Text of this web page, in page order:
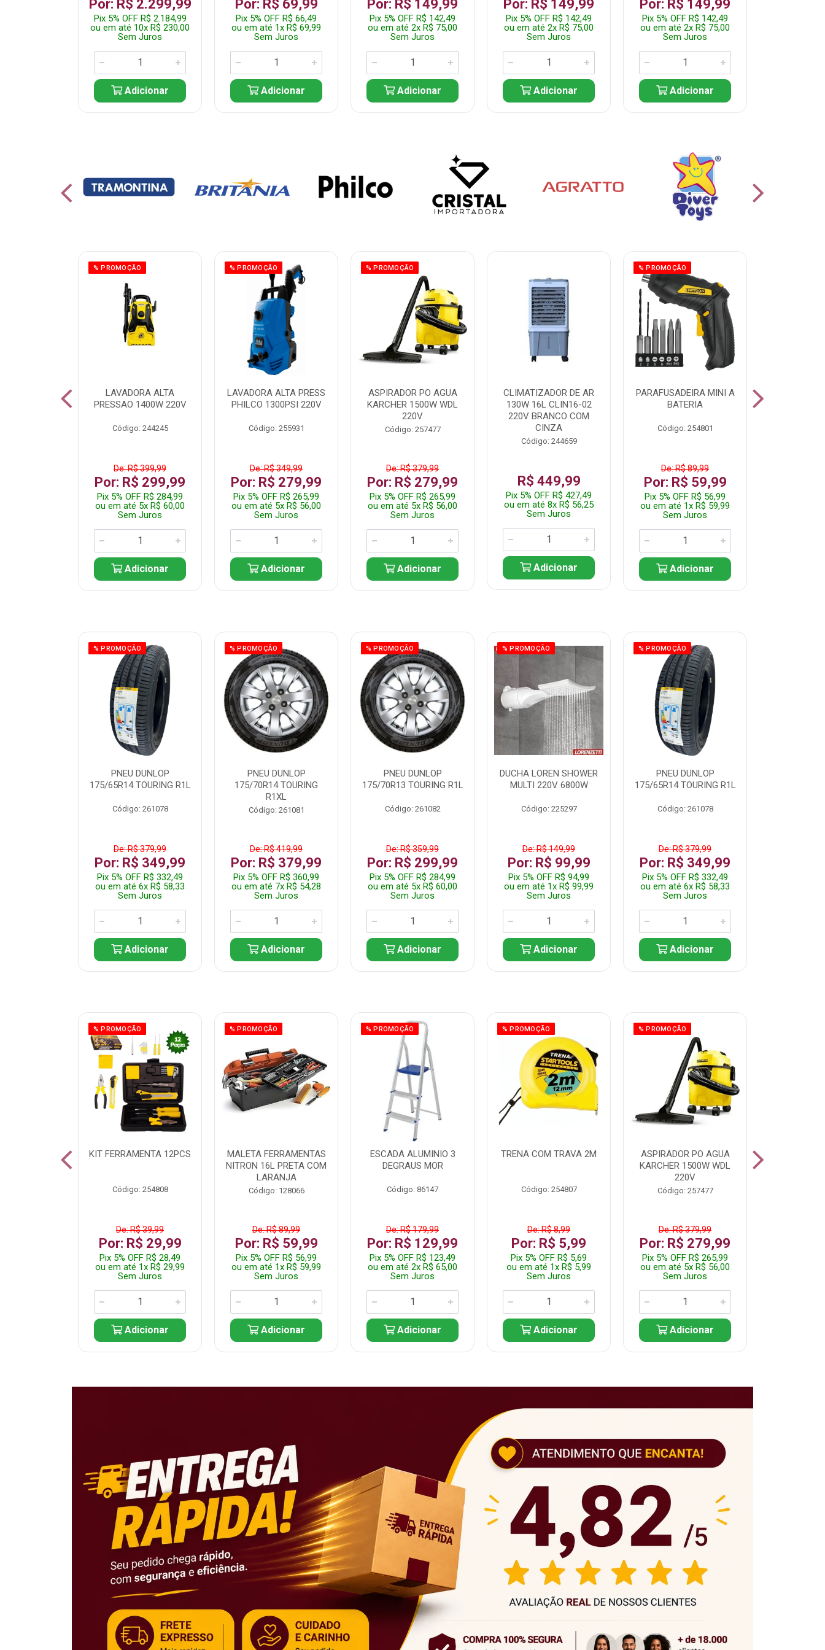
Por: R$ 2.299,99
Pix 5% OFF R$ 2.184,99
ou em até 10x R$ 230,00
Sem Juros
Adicionar
Por: R$ 69,99
Pix 5% OFF R$ 66,49
ou em até 1x R$ 69,99
Sem Juros
Adicionar
Por: R$ 149,99
Pix 5% OFF R$ 142,49
ou em até 2x R$ 75,00
Sem Juros
Adicionar
Por: R$ 149,99
Pix 5% OFF R$ 142,49
ou em até 2x R$ 75,00
Sem Juros
Adicionar
Por: R$ 149,99
Pix 5% OFF R$ 142,49
ou em até 2x R$ 75,00
Sem Juros
Adicionar
% PROMOÇÃO
LAVADORA ALTA
PRESSAO 1400W 220V
Código: 244245
De: R$ 399,99
Por: R$ 299,99
Pix 5% OFF R$ 284,99
ou em até 5x R$ 60,00
Sem Juros
Adicionar
% PROMOÇÃO
LAVADORA ALTA PRESS
PHILCO 1300PSI 220V
Código: 255931
De: R$ 349,99
Por: R$ 279,99
Pix 5% OFF R$ 265,99
ou em até 5x R$ 56,00
Sem Juros
Adicionar
% PROMOÇÃO
ASPIRADOR PO AGUA
KARCHER 1500W WDL
220V
Código: 257477
De: R$ 379,99
Por: R$ 279,99
Pix 5% OFF R$ 265,99
ou em até 5x R$ 56,00
Sem Juros
Adicionar
CLIMATIZADOR DE AR
130W 16L CLIN16-02
220V BRANCO COM
CINZA
Código: 244659
R$ 449,99
Pix 5% OFF R$ 427,49
ou em até 8x R$ 56,25
Sem Juros
Adicionar
% PROMOÇÃO
PARAFUSADEIRA MINI A
BATERIA
Código: 254801
De: R$ 89,99
Por: R$ 59,99
Pix 5% OFF R$ 56,99
ou em até 1x R$ 59,99
Sem Juros
Adicionar
% PROMOÇÃO
PNEU DUNLOP
175/65R14 TOURING R1L
Código: 261078
De: R$ 379,99
Por: R$ 349,99
Pix 5% OFF R$ 332,49
ou em até 6x R$ 58,33
Sem Juros
Adicionar
% PROMOÇÃO
PNEU DUNLOP
175/70R14 TOURING
R1XL
Código: 261081
De: R$ 419,99
Por: R$ 379,99
Pix 5% OFF R$ 360,99
ou em até 7x R$ 54,28
Sem Juros
Adicionar
% PROMOÇÃO
PNEU DUNLOP
175/70R13 TOURING R1L
Código: 261082
De: R$ 359,99
Por: R$ 299,99
Pix 5% OFF R$ 284,99
ou em até 5x R$ 60,00
Sem Juros
Adicionar
% PROMOÇÃO
DUCHA LOREN SHOWER
MULTI 220V 6800W
Código: 225297
De: R$ 149,99
Por: R$ 99,99
Pix 5% OFF R$ 94,99
ou em até 1x R$ 99,99
Sem Juros
Adicionar
% PROMOÇÃO
PNEU DUNLOP
175/65R14 TOURING R1L
Código: 261078
De: R$ 379,99
Por: R$ 349,99
Pix 5% OFF R$ 332,49
ou em até 6x R$ 58,33
Sem Juros
Adicionar
% PROMOÇÃO
KIT FERRAMENTA 12PCS
Código: 254808
De: R$ 39,99
Por: R$ 29,99
Pix 5% OFF R$ 28,49
ou em até 1x R$ 29,99
Sem Juros
Adicionar
% PROMOÇÃO
MALETA FERRAMENTAS
NITRON 16L PRETA COM
LARANJA
Código: 128066
De: R$ 89,99
Por: R$ 59,99
Pix 5% OFF R$ 56,99
ou em até 1x R$ 59,99
Sem Juros
Adicionar
% PROMOÇÃO
ESCADA ALUMINIO 3
DEGRAUS MOR
Código: 86147
De: R$ 179,99
Por: R$ 129,99
Pix 5% OFF R$ 123,49
ou em até 2x R$ 65,00
Sem Juros
Adicionar
% PROMOÇÃO
TRENA COM TRAVA 2M
Código: 254807
De: R$ 8,99
Por: R$ 5,99
Pix 5% OFF R$ 5,69
ou em até 1x R$ 5,99
Sem Juros
Adicionar
% PROMOÇÃO
ASPIRADOR PO AGUA
KARCHER 1500W WDL
220V
Código: 257477
De: R$ 379,99
Por: R$ 279,99
Pix 5% OFF R$ 265,99
ou em até 5x R$ 56,00
Sem Juros
Adicionar